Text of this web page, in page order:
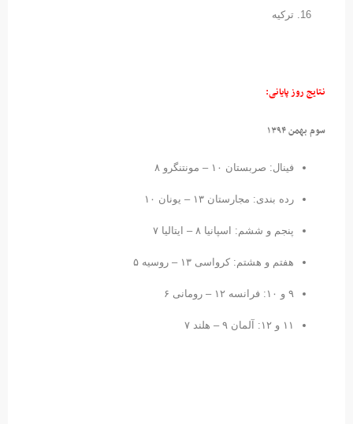
ترکیه
نتایج روز پایانی:
سوم بهمن ۱۳۹۴
فینال: صربستان ۱۰ – مونتنگرو ۸
رده بندی: مجارستان ۱۳ – یونان ۱۰
پنجم و ششم: اسپانیا ۸ – ایتالیا ۷
هفتم و هشتم: کرواسی ۱۳ – روسیه ۵
۹ و ۱۰: فرانسه ۱۲ – رومانی ۶
۱۱ و ۱۲: آلمان ۹ – هلند ۷